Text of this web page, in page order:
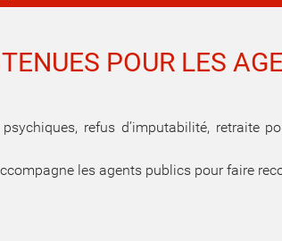
POUR LES
refus d’imputabilité,
les agents publics pour faire